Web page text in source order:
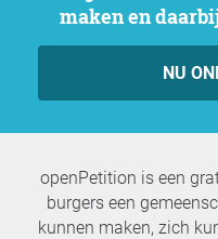
maken en
NU
openPetition is een
burgers een
kunnen maken, zich